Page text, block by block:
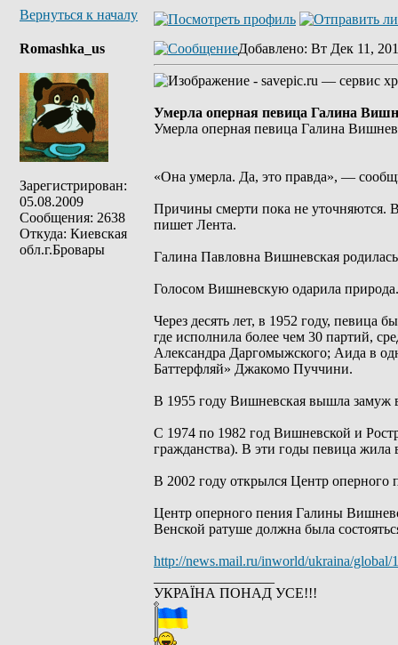
Вернуться к началу
Romashka_us
Зарегистрирован:
05.08.2009
Сообщения: 2638
Откуда: Киевская
обл.г.Бровары
Добавлено: Вт Дек 11,
Умерла оперная певица Галина
Умерла оперная певица Галина
«Она умерла. Да, это правда», —
Причины смерти пока не уточняются.
пишет Лента.
Галина Павловна Вишневская
Голосом Вишневскую одарила природа.
Через десять лет, в 1952 году, певица
где исполнила более чем 30 партий,
Александра Даргомыжского; Аида в
Баттерфляй» Джакомо Пуччини.
В 1955 году Вишневская вышла замуж
С 1974 по 1982 год Вишневской и
гражданства). В эти годы певица
В 2002 году открылся Центр
Центр оперного пения Галины
Венской ратуше должна была
http://news.mail.ru/inworld/ukraina/global/
УКРАЇНА ПОНАД УСЕ!!!